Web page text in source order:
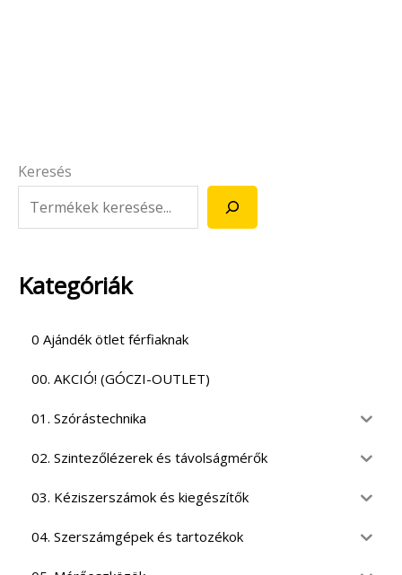
Keresés
Kategóriák
0 Ajándék ötlet férfiaknak
00. AKCIÓ! (GÓCZI-OUTLET)
01. Szórástechnika
02. Szintezőlézerek és távolságmérők
03. Kéziszerszámok és kiegészítők
04. Szerszámgépek és tartozékok